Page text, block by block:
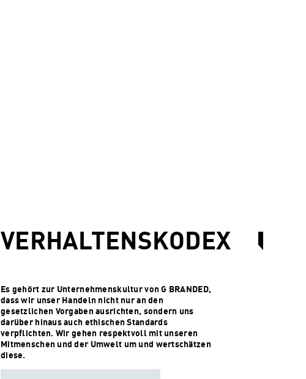
VERHALTENSKODEX
Es gehört zur Unternehmenskultur von G BRANDED,
dass wir unser Handeln nicht nur an den
gesetzlichen Vorgaben ausrichten, sondern uns
darüber hinaus auch ethischen Standards
verpflichten. Wir gehen respektvoll mit unseren
Mitmenschen und der Umwelt um und wertschätzen
diese.